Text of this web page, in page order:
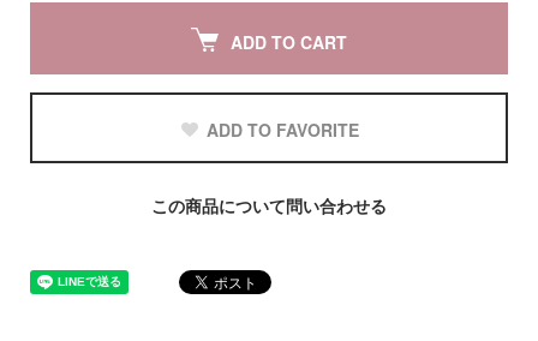
ADD TO CART
ADD TO FAVORITE
この商品について問い合わせる